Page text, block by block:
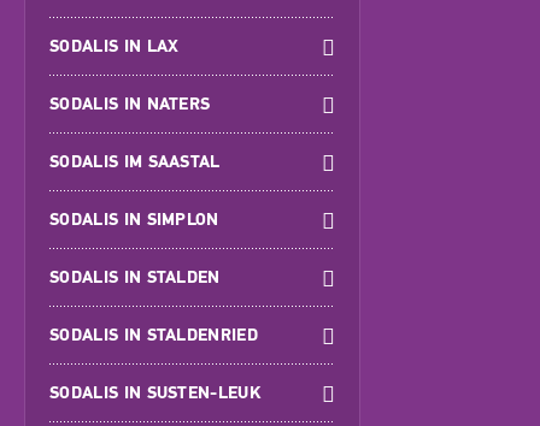
SODALIS IN LAX
SODALIS IN NATERS
SODALIS IM SAASTAL
SODALIS IN SIMPLON
SODALIS IN STALDEN
SODALIS IN STALDENRIED
SODALIS IN SUSTEN-LEUK